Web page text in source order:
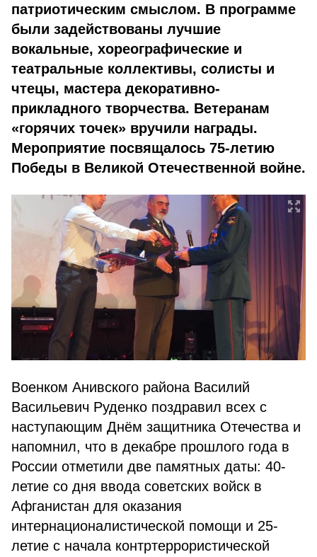
патриотическим смыслом. В программе
были задействованы лучшие
вокальные, хореографические и
театральные коллективы, солисты и
чтецы, мастера декоративно-
прикладного творчества. Ветеранам
«горячих точек» вручили награды.
Мероприятие посвящалось 75-летию
Победы в Великой Отечественной войне.
Военком Анивского района Василий
Васильевич Руденко поздравил всех с
наступающим Днём защитника Отечества и
напомнил, что в декабре прошлого года в
России отметили две памятных даты: 40-
летие со дня ввода советских войск в
Афганистан для оказания
интернационалистической помощи и 25-
летие с начала контртеррористической